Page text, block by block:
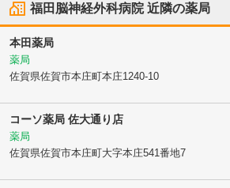
福田脳神経外科病院近隣の薬局
本田薬局
薬局
佐賀県佐賀市本庄町本庄1240-10
コーソ薬局 佐大通り店
薬局
佐賀県佐賀市本庄町大字本庄541番地7